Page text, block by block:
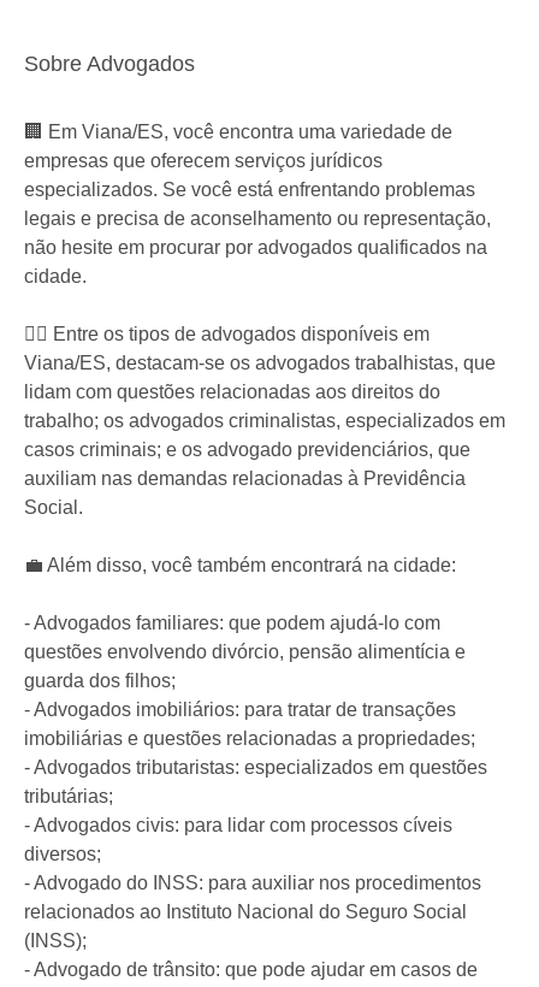
Sobre Advogados
🏢 Em Viana/ES, você encontra uma variedade de
empresas que oferecem serviços jurídicos
especializados. Se você está enfrentando problemas
legais e precisa de aconselhamento ou representação,
não hesite em procurar por advogados qualificados na
cidade.
👨‍⚖️ Entre os tipos de advogados disponíveis em
Viana/ES, destacam-se os advogados trabalhistas, que
lidam com questões relacionadas aos direitos do
trabalho; os advogados criminalistas, especializados em
casos criminais; e os advogado previdenciários, que
auxiliam nas demandas relacionadas à Previdência
Social.
💼 Além disso, você também encontrará na cidade:
- Advogados familiares: que podem ajudá-lo com
questões envolvendo divórcio, pensão alimentícia e
guarda dos filhos;
- Advogados imobiliários: para tratar de transações
imobiliárias e questões relacionadas a propriedades;
- Advogados tributaristas: especializados em questões
tributárias;
- Advogados civis: para lidar com processos cíveis
diversos;
- Advogado do INSS: para auxiliar nos procedimentos
relacionados ao Instituto Nacional do Seguro Social
(INSS);
- Advogado de trânsito: que pode ajudar em casos de